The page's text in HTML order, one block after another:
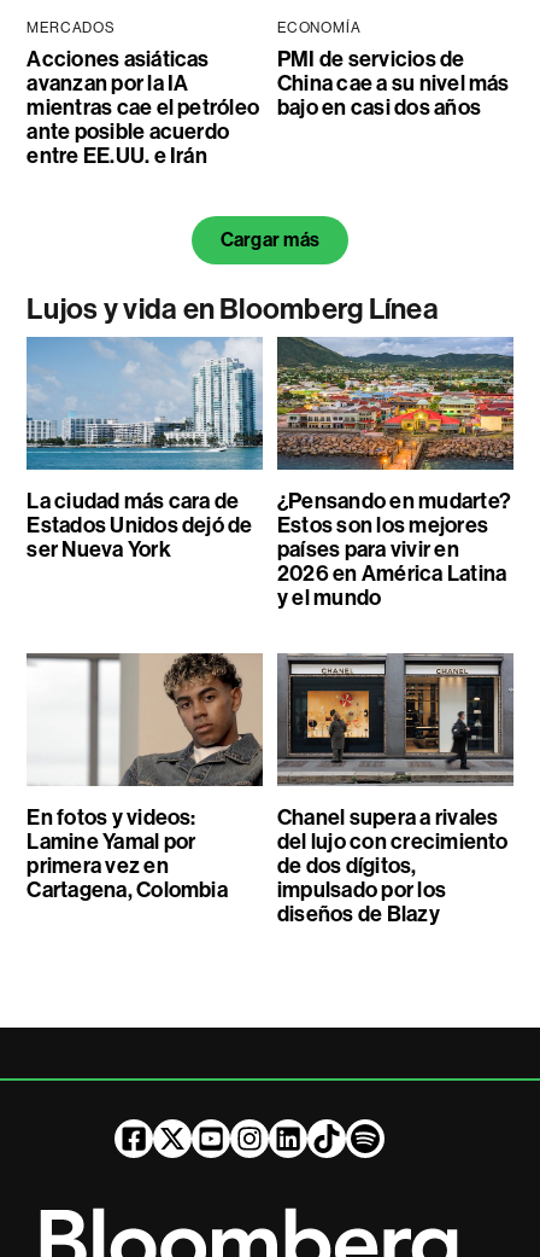
MERCADOS
Acciones asiáticas
avanzan por la IA
mientras cae el petróleo
ante posible acuerdo
entre EE.UU. e Irán
ECONOMÍA
PMI de servicios de
China cae a su nivel más
bajo en casi dos años
Cargar más
Lujos y vida en Bloomberg Línea
La ciudad más cara de
Estados Unidos dejó de
ser Nueva York
¿Pensando en mudarte?
Estos son los mejores
países para vivir en
2026 en América Latina
y el mundo
En fotos y videos:
Lamine Yamal por
primera vez en
Cartagena, Colombia
Chanel supera a rivales
del lujo con crecimiento
de dos dígitos,
impulsado por los
diseños de Blazy